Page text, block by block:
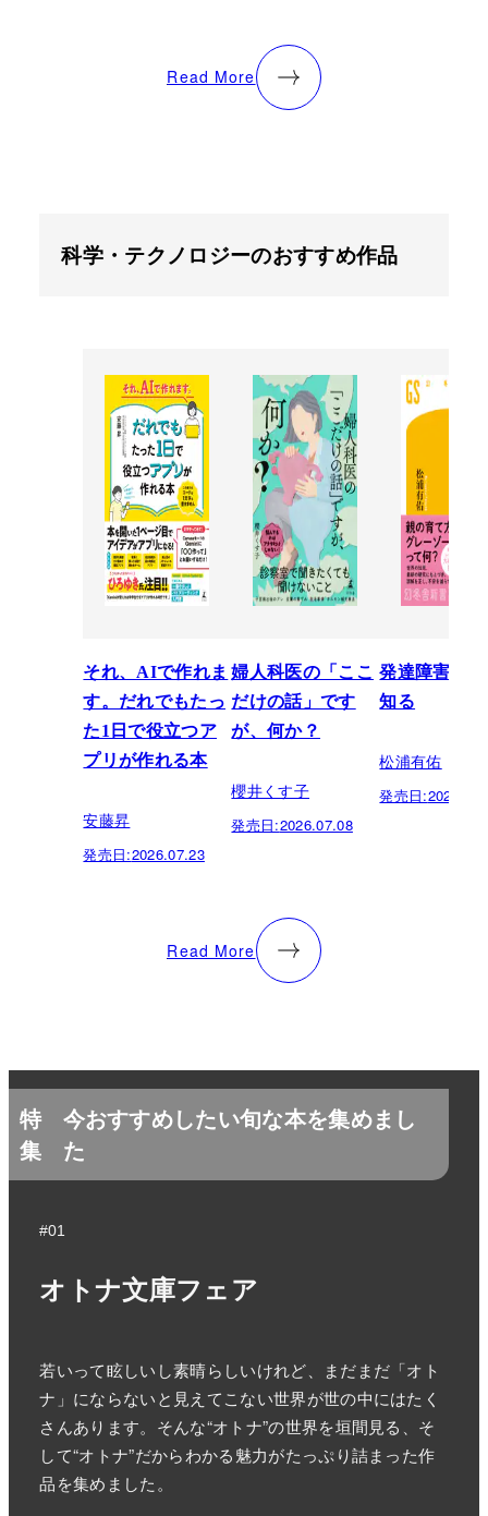
Read More
科学・テクノロジーのおすすめ作品
それ、AIで作れま
す。だれでもたっ
た1日で役立つア
プリが作れる本
安藤昇
発売日:2026.07.23
婦人科医の「ここ
だけの話」です
が、何か？
櫻井くす子
発売日:2026.07.08
発達障害を
知る
松浦有佑
発売日:
Read More
特
集
今おすすめしたい旬な本を集めまし
た
#01
オトナ文庫フェア
若いって眩しいし素晴らしいけれど、まだまだ「オト
ナ」にならないと見えてこない世界が世の中にはたく
さんあります。そんな“オトナ”の世界を垣間見る、そ
して“オトナ”だからわかる魅力がたっぷり詰まった作
品を集めました。